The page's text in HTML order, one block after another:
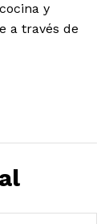
y
a través de